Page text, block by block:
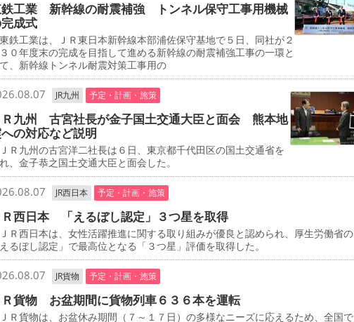
工業 新幹線の耐震補強 トンネル保守工事用機械
成式
鉄工業は、ＪＲ東日本新幹線本部浦佐保守基地で５日、同社が２
０年度末の完成を目指して進める新幹線の耐震補強工事の一環と
、新幹線トンネル耐震対策工事用の
JR九州 予定・計画・施策
Ｒ九州 古宮社長が金子国土交通大臣と面会 熊本地
の対応など説明
Ｒ九州の古宮洋二社長は６日、東京都千代田区の国土交通省を
、金子恭之国土交通大臣と面会した。
JR西日本 予定・計画・施策
Ｒ西日本 「えるぼし認定」３つ星を取得
Ｒ西日本は、女性活躍推進に関する取り組みが優良と認められ、厚生労働省の
えるぼし認定」で最高位となる「３つ星」評価を取得した。
JR貨物 予定・計画・施策
Ｒ貨物 お盆期間に貨物列車６３６本を運転
Ｒ貨物は、お盆休み期間（７～１７日）の多様なニーズに応えるため、全国で